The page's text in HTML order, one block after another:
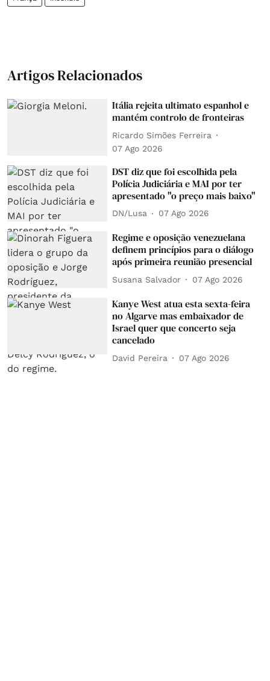
Artigos Relacionados
Itália rejeita ultimato espanhol e
mantém controlo de fronteiras
Ricardo Simões Ferreira
07 Ago 2026
DST diz que foi escolhida pela
Polícia Judiciária e MAI por ter
apresentado "o preço mais baixo"
DN/Lusa 07 Ago 2026
Regime e oposição venezuelana
definem princípios para o diálogo
após primeira reunião presencial
Susana Salvador 07 Ago 2026
Kanye West atua esta sexta-feira
no Algarve mas embaixador de
Israel quer que concerto seja
cancelado
David Pereira 07 Ago 2026